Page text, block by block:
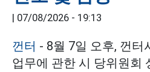
| 07/08/2026 - 19:13
껀터 - 8월 7일 오후, 껀터
업무에 관한 시 당위원회